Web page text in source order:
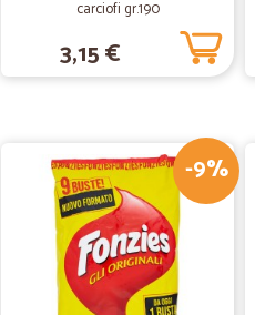
inviata merce diversa): l'ho segnalato
ed effettuata la riconsegna del
la praticità di fare "la spesa" come
prevalentemente italiani e (per me )
, olio evo e aceto per esempio ma
, consegna lunedì) imballo accurato in
carciofi gr.190
3,15 €
-9%